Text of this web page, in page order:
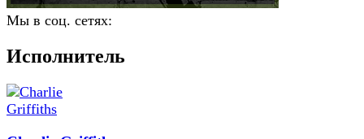
Мы в соц. сетях:
Исполнитель